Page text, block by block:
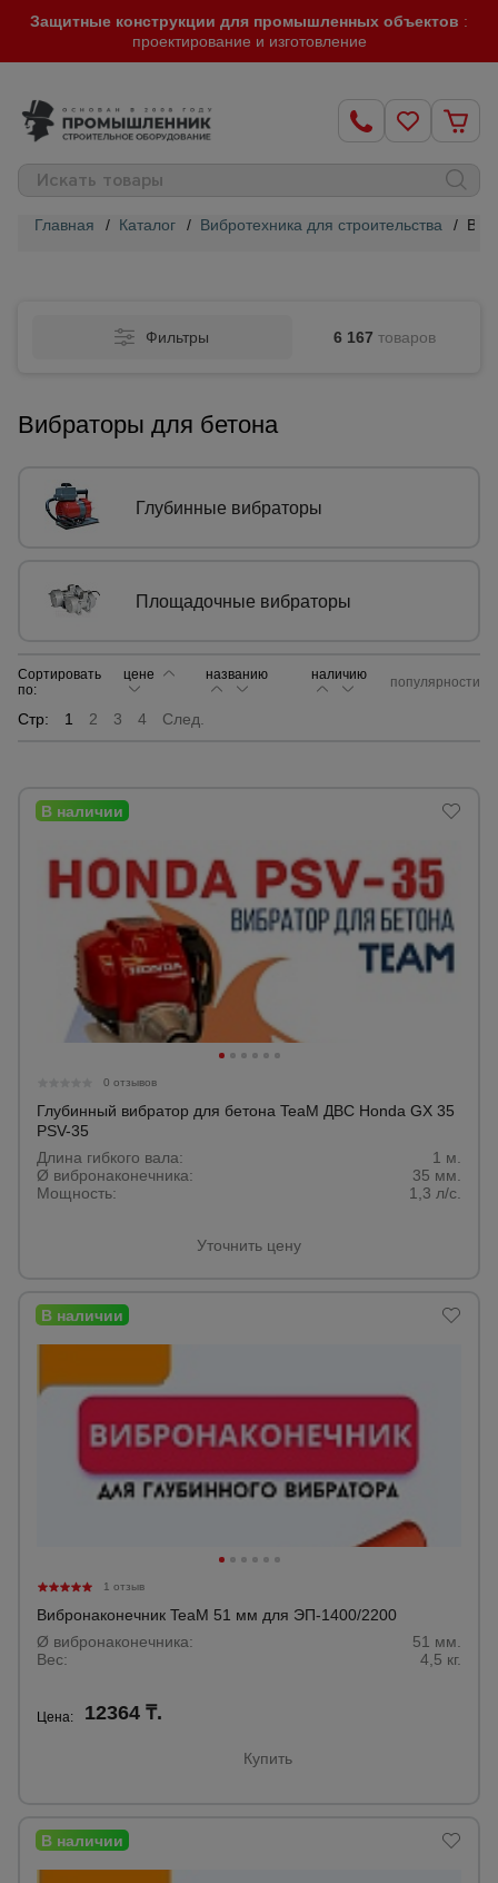
Защитные конструкции для промышленных объектов :
проектирование и изготовление
Главная / Каталог / Вибротехника для строительства /
Фильтры 6 167 товаров
Вибраторы для бетона
Глубинные вибраторы
Площадочные вибраторы
Сортировать
по:
цене названию наличию популярности
Стр: 1 2 3 4 След.
0 отзывов
Глубинный вибратор для бетона TeaM ДВС Honda GX 35
PSV-35
Длина гибкого вала:
1 м.
Ø вибронаконечника:
35 мм.
Мощность:
1,3 л/с.
Уточнить цену
1 отзыв
Вибронаконечник TeaM 51 мм для ЭП-1400/2200
Ø вибронаконечника:
51 мм.
Вес:
4,5 кг.
Цена: 12364 ₸.
Купить
подъемники
Мусоропровод
строительный
Фанера
ламинированная
Опалубка
Оборудование
работ
Техника
для
строительные
и садовые
Каталог
всех
товаров